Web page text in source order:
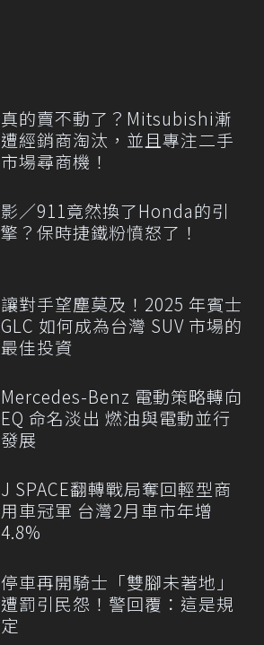
真的賣不動了？Mitsubishi漸
遭經銷商淘汰，並且專注二手
市場尋商機！
影／911竟然換了Honda的引
擎？保時捷鐵粉憤怒了！
讓對手望塵莫及！2025 年賓士
GLC 如何成為台灣 SUV 市場的
最佳投資
Mercedes-Benz 電動策略轉向
EQ 命名淡出 燃油與電動並行
發展
J SPACE翻轉戰局奪回輕型商
用車冠軍 台灣2月車市年增
4.8%
停車再開騎士「雙腳未著地」
遭罰引民怨！警回覆：這是規
定